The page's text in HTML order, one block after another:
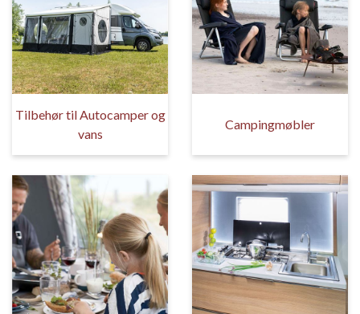
Tilbehør til Autocamper og
vans
Campingmøbler